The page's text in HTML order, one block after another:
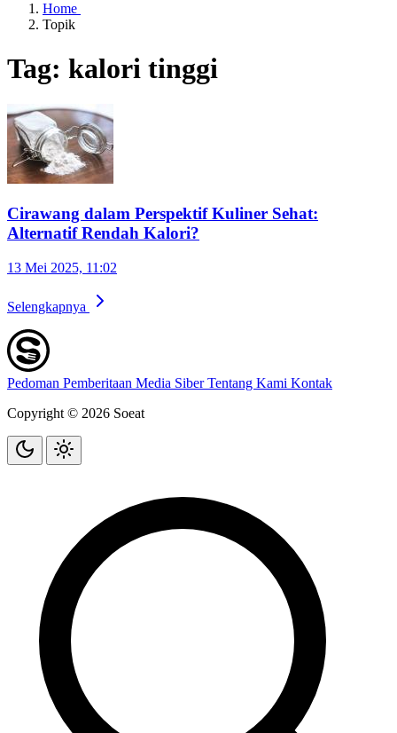
Home
Topik
Tag: kalori tinggi
Cirawang dalam Perspektif Kuliner Sehat:
Alternatif Rendah Kalori?
13 Mei 2025, 11:02
Selengkapnya
Pedoman Pemberitaan Media SiberTentang Kami Kontak
Copyright © 2026 Soeat